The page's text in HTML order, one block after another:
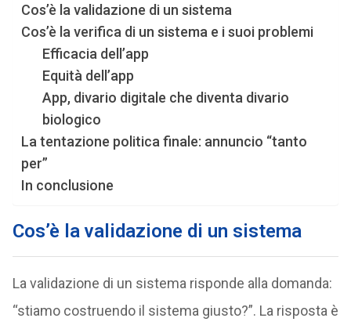
Cos’è la validazione di un sistema
Cos’è la verifica di un sistema e i suoi problemi
Efficacia dell’app
Equità dell’app
App, divario digitale che diventa divario
biologico
La tentazione politica finale: annuncio “tanto
per”
In conclusione
Cos’è la validazione di un sistema
La validazione di un sistema risponde alla domanda:
“stiamo costruendo il sistema giusto?”. La risposta è